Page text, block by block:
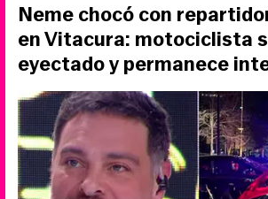
Neme chocó con
en Vitacura: motociclista
eyectado y permanece